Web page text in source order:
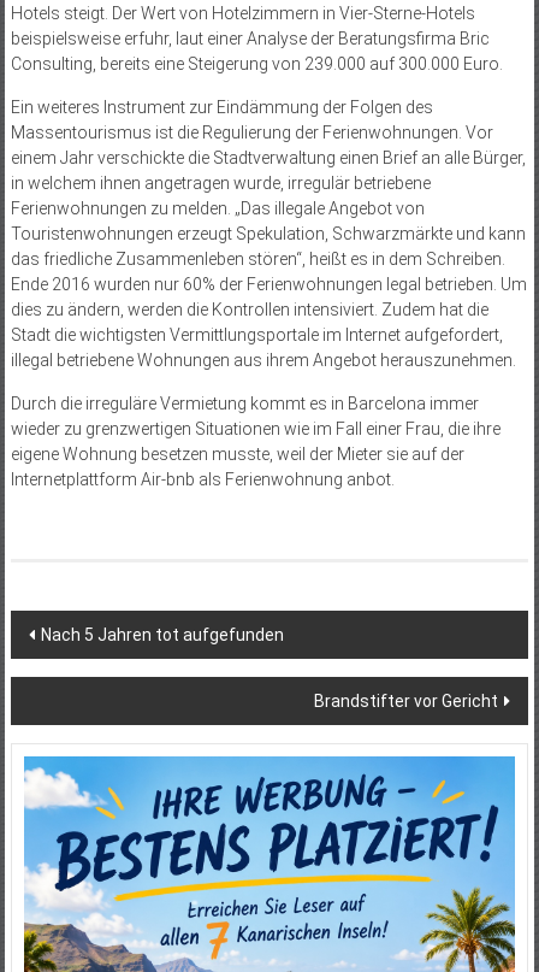
Hotels steigt. Der Wert von Hotelzimmern in Vier-Sterne-Hotels
beispielsweise erfuhr, laut einer Analyse der Beratungsfirma Bric
Consulting, bereits eine Steigerung von 239.000 auf 300.000 Euro.
Ein weiteres Instrument zur Eindämmung der Folgen des
Massentourismus ist die Regulierung der Ferienwohnungen. Vor
einem Jahr verschickte die Stadtverwaltung einen Brief an alle Bürger,
in welchem ihnen angetragen wurde, irregulär betriebene
Ferienwohnungen zu melden. „Das illegale Angebot von
Touristenwohnungen erzeugt Spekulation, Schwarzmärkte und kann
das friedliche Zusammenleben stören“, heißt es in dem Schreiben.
Ende 2016 wurden nur 60% der Ferienwohnungen legal betrieben. Um
dies zu ändern, werden die Kontrollen intensiviert. Zudem hat die
Stadt die wichtigsten Vermittlungsportale im Internet aufgefordert,
illegal betriebene Wohnungen aus ihrem Angebot herauszunehmen.
Durch die irreguläre Vermietung kommt es in Barcelona immer
wieder zu grenzwertigen Situationen wie im Fall einer Frau, die ihre
eigene Wohnung besetzen musste, weil der Mieter sie auf der
Internetplattform ­Air-bnb als Ferienwohnung anbot.
Beitragsnavigation
Nach 5 Jahren tot aufgefunden
Brandstifter vor Gericht